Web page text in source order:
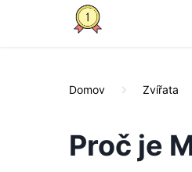
Domov Zvířata
Proč je